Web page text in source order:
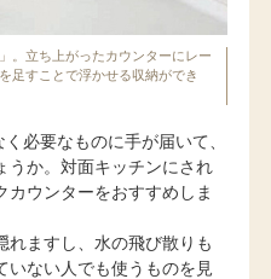
。立ち上がったカウンターにレー
足すことで浮かせる収納ができ
必要なものに手が届いて、
うか。対面キッチンにされ
カウンターをおすすめしま
れますし、水の飛び散りも
いない人でも使うものを見